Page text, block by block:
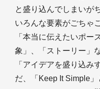
と盛り込んでしまいが
いろんな要素がごちゃ
「本当に伝えたいポー
象」、「ストーリー」
「アイデアを盛り込み
だ、「Keep It Simple